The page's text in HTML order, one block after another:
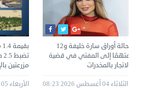
مزرعتين
إحالة أوراق سارة خليفة و12
متهمًا إلى المفتي في قضية
الاتجار بالمخدرات
الثلاثاء 04 أغسطس 2026 08:23